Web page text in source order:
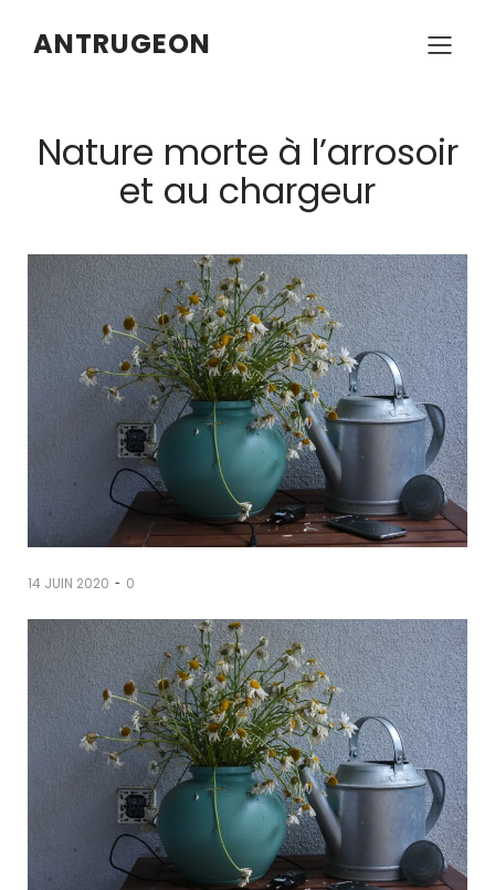
ANTRUGEON
Nature morte à l’arrosoir
et au chargeur
14 JUIN 2020 - 0